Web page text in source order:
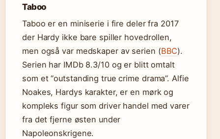
Taboo
Taboo er en miniserie i fire deler fra 2017
der Hardy ikke bare spiller hovedrollen,
men også var medskaper av serien (BBC).
Serien har IMDb 8.3/10 og er blitt omtalt
som et “outstanding true crime drama”. Alfie
Noakes, Hardys karakter, er en mørk og
kompleks figur som driver handel med varer
fra det fjerne østen under
Napoleonskrigene.